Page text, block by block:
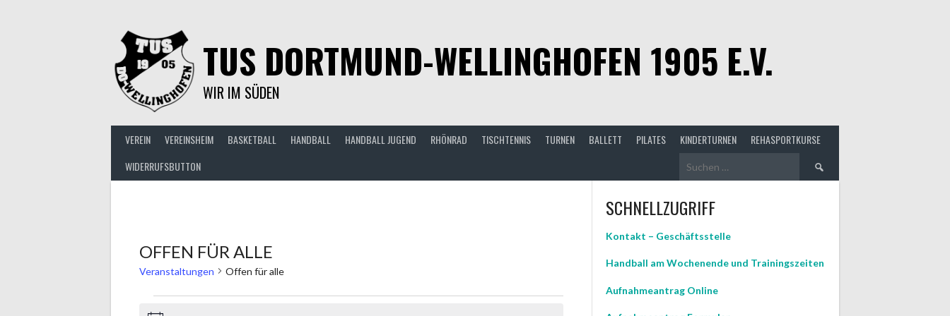
TUS DORTMUND-WELLINGHOFEN 1905 E.V.
WIR IM SÜDEN
VEREIN VEREINSHEIM BASKETBALL HANDBALL HANDBALL JUGEND RHÖNRAD TISCHTENNIS TURNEN BALLETT PILATES KINDERTURNEN
REHASPORTKURSE
WIDERRUFSBUTTON
Suchen
OFFEN FÜR ALLE
Veranstaltungen Offen für alle
VERANSTALTUNGEN
SCHNELLZUGRIFF
Kontakt – Geschäftsstelle
Handball am Wochenende und Trainingszeiten
Aufnahmeantrag Online